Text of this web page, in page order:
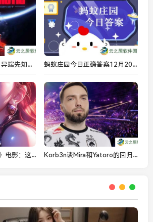
顽皮狗新作《星际：异端先知》引热议 你对这款作品感兴趣吗？ 蚂蚁庄园今日正确答案12月20日
《办公室高潮秘书2》电影：这部职场影片如何揭示现代办公室的权力斗争与情感纠葛？ Korb3n谈Mira和Yatoro的回归：未来充满变数